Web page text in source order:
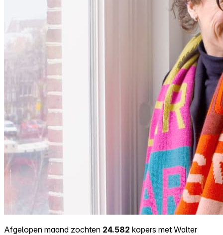
Afgelopen maand zochten 24.582 kopers met Walter